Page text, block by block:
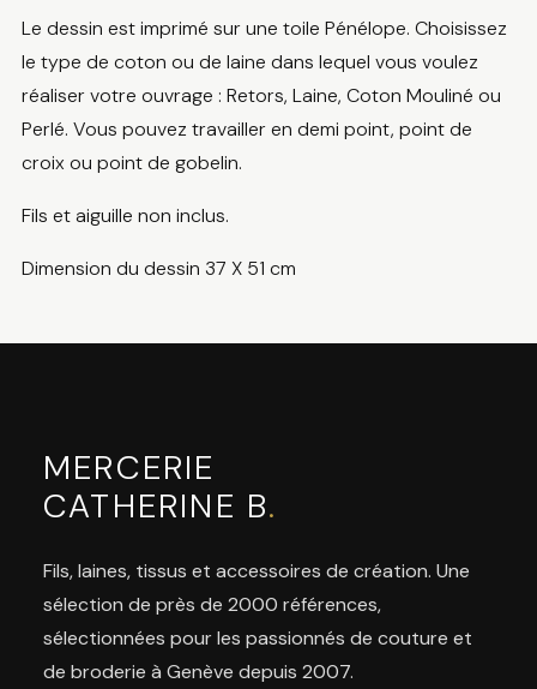
Le dessin est imprimé sur une toile Pénélope. Choisissez
le type de coton ou de laine dans lequel vous voulez
réaliser votre ouvrage : Retors, Laine, Coton Mouliné ou
Perlé. Vous pouvez travailler en demi point, point de
croix ou point de gobelin.
Fils et aiguille non inclus.
Dimension du dessin 37 X 51 cm
MERCERIE
CATHERINE B.
Fils, laines, tissus et accessoires de création. Une
sélection de près de 2000 références,
sélectionnées pour les passionnés de couture et
de broderie à Genève depuis 2007.